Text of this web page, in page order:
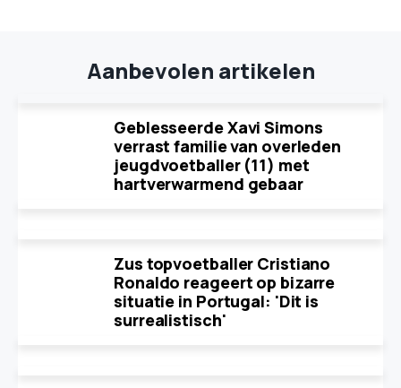
Aanbevolen artikelen
Geblesseerde Xavi Simons
verrast familie van overleden
jeugdvoetballer (11) met
hartverwarmend gebaar
Zus topvoetballer Cristiano
Ronaldo reageert op bizarre
situatie in Portugal: 'Dit is
surrealistisch'